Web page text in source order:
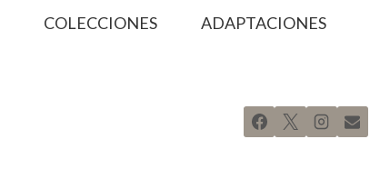
COLECCIONES ADAPTACIONES